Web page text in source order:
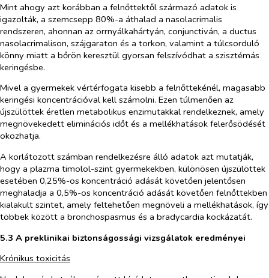
Mint ahogy azt korábban a felnőttektől származó adatok is
igazolták, a szemcsepp 80%-a áthalad a nasolacrimalis
rendszeren, ahonnan az orrnyálkahártyán, conjunctiván, a ductus
nasolacrimalison, szájgaraton és a torkon, valamint a túlcsorduló
könny miatt a bőrön keresztül gyorsan felszívódhat a szisztémás
keringésbe.
Mivel a gyermekek vértérfogata kisebb a felnőttekénél, magasabb
keringési koncentrációval kell számolni. Ezen túlmenően az
újszülöttek éretlen metabolikus enzimutakkal rendelkeznek, amely
megnövekedett eliminációs időt és a mellékhatások felerősödését
okozhatja.
A korlátozott számban rendelkezésre álló adatok azt mutatják,
hogy a plazma timolol-szint gyermekekben, különösen újszülöttek
esetében 0,25%-os koncentráció adását követően jelentősen
meghaladja a 0,5%-os koncentráció adását követően felnőttekben
kialakult szintet, amely feltehetően megnöveli a mellékhatások, így
többek között a bronchospasmus és a bradycardia kockázatát.
5.3 A preklinikai biztonságossági vizsgálatok eredményei
Krónikus toxicitás